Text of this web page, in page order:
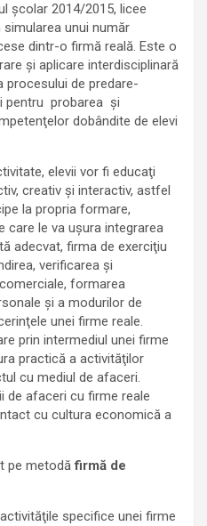
școlar 2014/2015, licee
unui număr
dintr-o firmă reală. Este o
şi aplicare interdisciplinară
procesului de predare-
pentru probarea şi
dobândite de elevi
elevii vor fi educaţi
creativ şi interactiv, astfel
la propria formare,
care le va uşura integrarea
adecvat, firma de exerciţiu
verificarea şi
formarea
şi a modurilor de
unei firme reale.
prin intermediul unei firme
practică a activităţilor
cu mediul de afaceri.
de afaceri cu firme reale
cu cultura economică a
pe metodăfirmă de
specifice unei firme